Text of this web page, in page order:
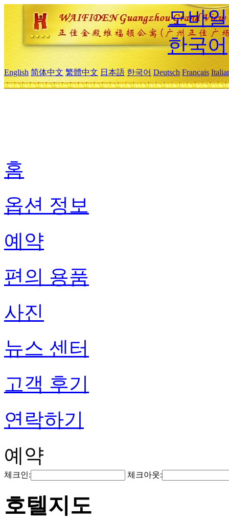
모바
한국어
English 简体中文 繁體中文 日本語 한국어 Deutsch Français
홈
옵션 정보
예약
편의 용품
사진
뉴스 센터
고객 후기
연락하기
예약
체크인: 체크아웃:
호텔지도